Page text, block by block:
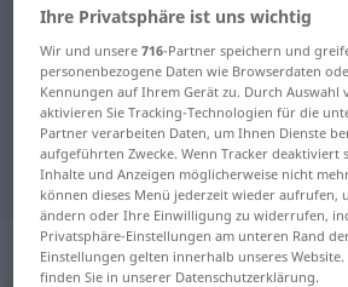
Französisch-Deutsch Wörterbuch
Französisch-Deutsch
für "canette"
"canette" Deutsch
„canette“: féminin
Ihre Privatsphäre ist uns wichtig
Wir und unsere716-Partner speichern und
personenbezogene Daten wie Browserdaten
Kennungen auf Ihrem Gerät zu. Durch Auswahl
aktivieren Sie Tracking-Technologien für die
Partner verarbeiten Daten, um Ihnen Dienste
aufgeführten Zwecke. Wenn Tracker deaktiviert
Inhalte und Anzeigen möglicherweise nicht
können dieses Menü jederzeit wieder aufrufen,
ändern oder Ihre Einwilligung zu widerrufen,
Privatsphäre-Einstellungen am unteren Rand
Einstellungen gelten innerhalb unseres
finden Sie in unserer Datenschutzerklärung.